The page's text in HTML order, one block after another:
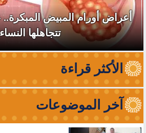
أعراض أورام المبيض
تتجاهلها النساء
الأكثر قراءة
آخر الموضوعات